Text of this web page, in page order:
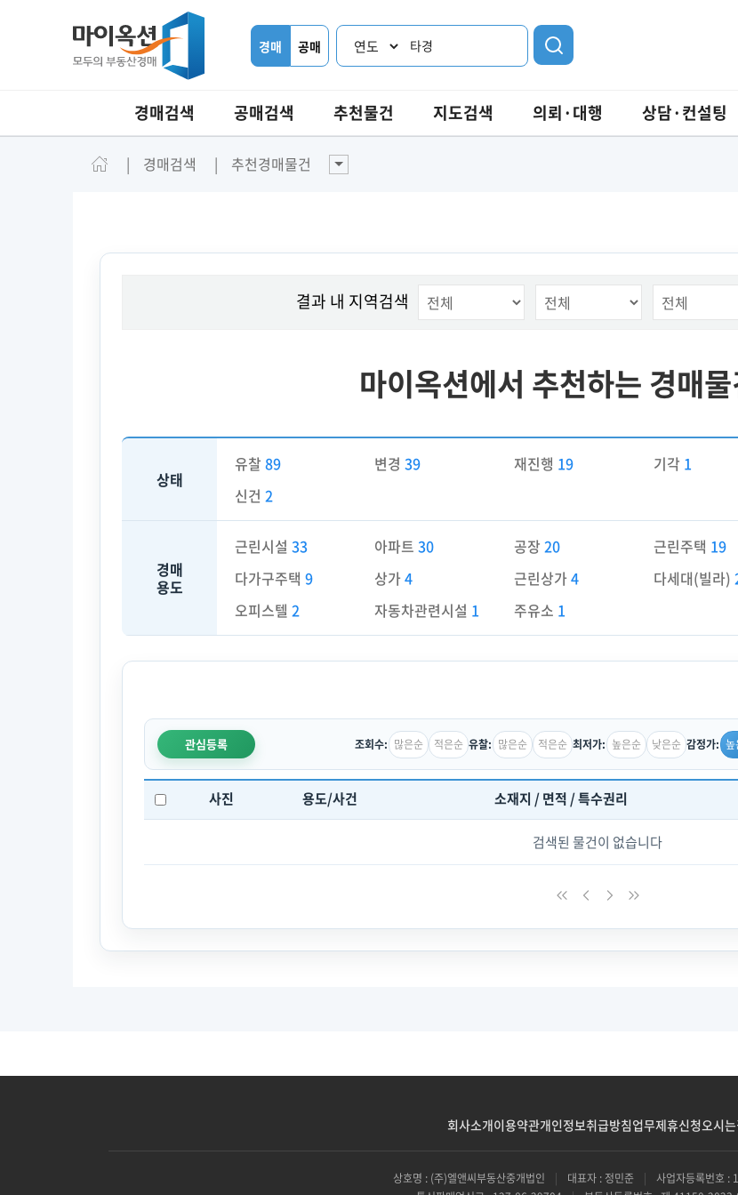
경매 공매 타경
경매검색 공매검색 추천물건 지도검색 의뢰·대행 상담·컨설팅
경매검색 추천경매물건
결과 내 지역검색
마이옥션에서 추천하는 경매
상태
유찰 89 변경39 재진행 19 기각 1
신건 2
경매
용도
근린시설 33 아파트30 공장20 근린주택 19
다가구주택 9 상가4 근린상가4 다세대(빌라)
오피스텔 2 자동차관련시설 1 주유소 1
관심등록 조회수: 많은순 적은순 유찰: 많은순 적은순 최저가: 높은순 낮은순 감정가: 높
사진 용도/사건 소재지 / 면적 / 특수권리
검색된 물건이 없습니다
회사소개이용약관개인정보취급방침업무제휴신청오시는
상호명 : (주)엘앤씨부동산중개법인 | 대표자 : 정민준 |
사업자등록번호